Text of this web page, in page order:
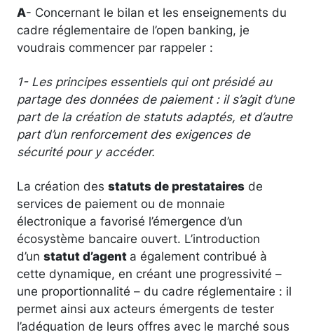
A- Concernant le bilan et les enseignements du
cadre réglementaire de l’open banking, je
voudrais commencer par rappeler :
1- Les principes essentiels qui ont présidé au
partage des données de paiement : il s’agit d’une
part de la création de statuts adaptés, et d’autre
part d’un renforcement des exigences de
sécurité pour y accéder.
La création des statuts de prestataires de
services de paiement ou de monnaie
électronique a favorisé l’émergence d’un
écosystème bancaire ouvert. L’introduction
d’un statut d’agent a également contribué à
cette dynamique, en créant une progressivité –
une proportionnalité – du cadre réglementaire : il
permet ainsi aux acteurs émergents de tester
l’adéquation de leurs offres avec le marché sous